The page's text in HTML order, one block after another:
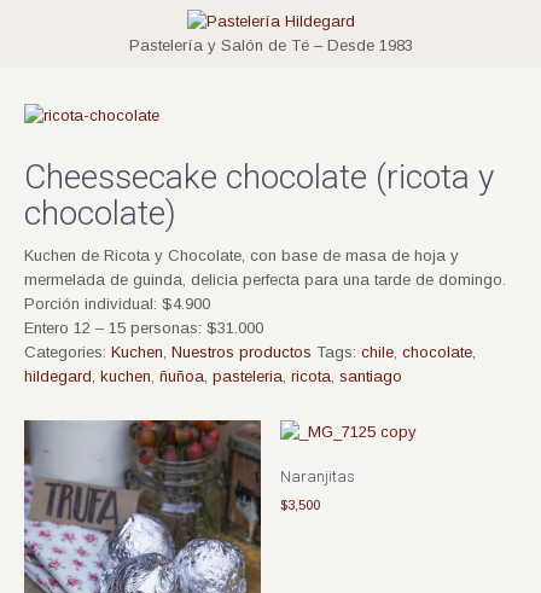
Pastelería y Salón de Té – Desde 1983
Cheessecake chocolate (ricota y
chocolate)
Kuchen de Ricota y Chocolate, con base de masa de hoja y
mermelada de guinda, delicia perfecta para una tarde de domingo.
Porción individual: $4.900
Entero 12 – 15 personas: $31.000
Categories: Kuchen, Nuestros productos Tags: chile, chocolate,
hildegard, kuchen, ñuñoa, pasteleria, ricota, santiago
Naranjitas
$3,500